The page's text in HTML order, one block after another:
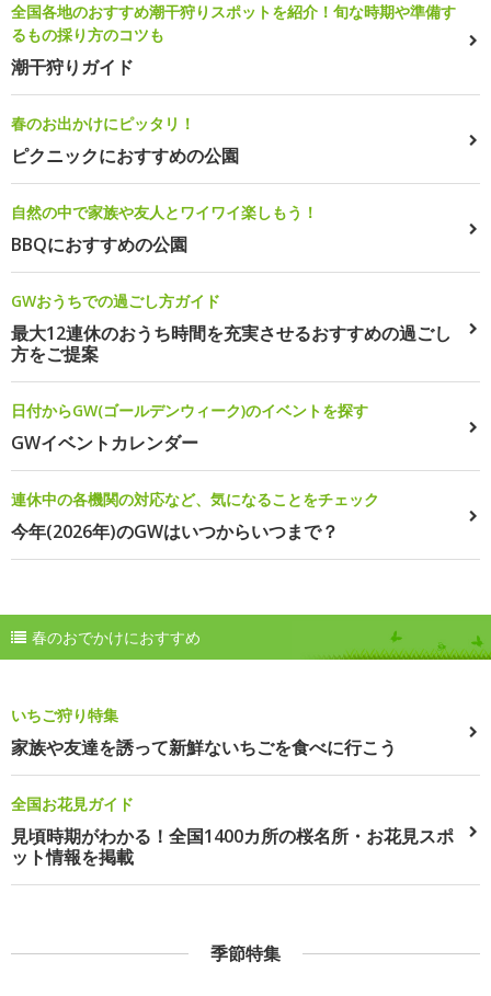
全国各地のおすすめ潮干狩りスポットを紹介！旬な時期や準備す
るもの採り方のコツも
潮干狩りガイド
春のお出かけにピッタリ！
ピクニックにおすすめの公園
自然の中で家族や友人とワイワイ楽しもう！
BBQにおすすめの公園
GWおうちでの過ごし方ガイド
最大12連休のおうち時間を充実させるおすすめの過ごし
方をご提案
日付からGW(ゴールデンウィーク)のイベントを探す
GWイベントカレンダー
連休中の各機関の対応など、気になることをチェック
今年(2026年)のGWはいつからいつまで？
春のおでかけにおすすめ
いちご狩り特集
家族や友達を誘って新鮮ないちごを食べに行こう
全国お花見ガイド
見頃時期がわかる！全国1400カ所の桜名所・お花見スポ
ット情報を掲載
季節特集